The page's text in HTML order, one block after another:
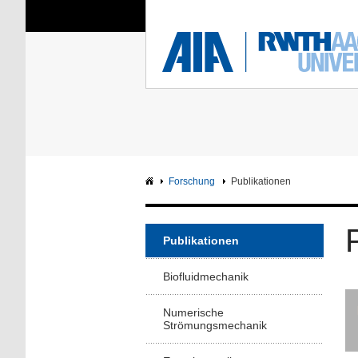
Sie sind hier: Aerodynamisches
RWTH
Forschung Publikationen
Publikationen
Biofluidmechanik
Numerische
Strömungsmechanik